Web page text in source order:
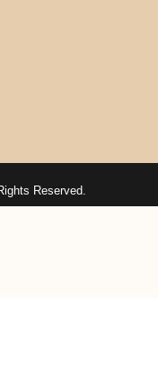
Reserved.